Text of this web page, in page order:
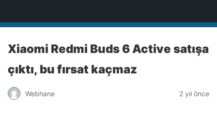
Xiaomi Redmi Buds 6 Active satışa
çıktı, bu fırsat kaçmaz
Webhane 2 yıl önce